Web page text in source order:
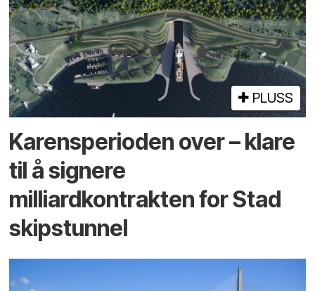
PLUSS
Karensperioden over – klare
til å signere
milliardkontrakten for Stad
skipstunnel